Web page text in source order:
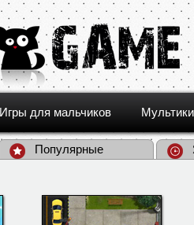
Игры для мальчиков Мультики
Популярные